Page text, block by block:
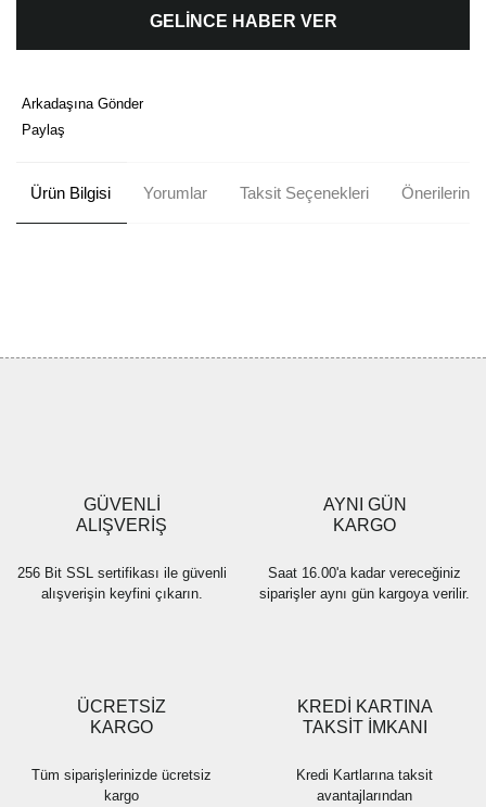
GELİNCE HABER VER
Arkadaşına Gönder
Paylaş
Ürün Bilgisi Yorumlar Taksit Seçenekleri Önerileriniz
Ürün fiyatı diğer sitelerden daha pahalı.
Bu ürüne benzer farklı alternatifler olmalı.
GÜVENLİ
ALIŞVERİŞ
256 Bit SSL sertifikası ile güvenli
alışverişin keyfini çıkarın.
AYNI GÜN
KARGO
Saat 16.00'a kadar vereceğiniz
siparişler aynı gün kargoya verilir.
ÜCRETSİZ
KARGO
Tüm siparişlerinizde ücretsiz
kargo
KREDİ KARTINA
TAKSİT İMKANI
Kredi Kartlarına taksit
avantajlarından